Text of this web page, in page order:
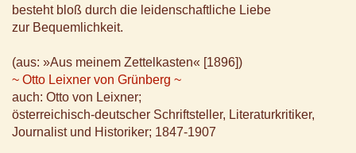
besteht bloß durch die leidenschaftliche Liebe
zur Bequemlichkeit.
(aus: »Aus meinem Zettelkasten« [1896])
~ Otto Leixner von Grünberg ~
auch: Otto von Leixner;
österreichisch-deutscher Schriftsteller, Literaturkritiker,
Journalist und Historiker; 1847-1907